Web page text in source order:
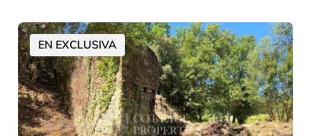
EN EXCLUSIVA